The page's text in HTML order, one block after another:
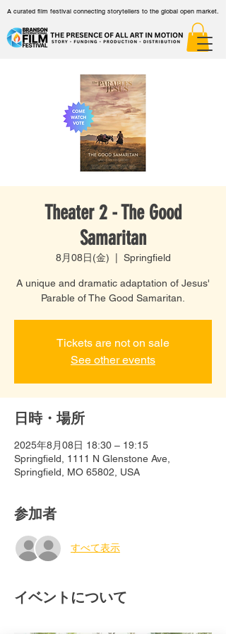
A curated film festival connecting storytellers to the global open market.
Theater 2 - The Good
Samaritan
8月08日(金) Springfield
A unique and dramatic adaptation of Jesus'
Parable of The Good Samaritan.
Tickets are not on sale
See other events
日時・場所
2025年8月08日 18:30 – 19:15
Springfield, 1111 N Glenstone Ave,
Springfield, MO 65802, USA
参加者
すべて表示
イベントについて